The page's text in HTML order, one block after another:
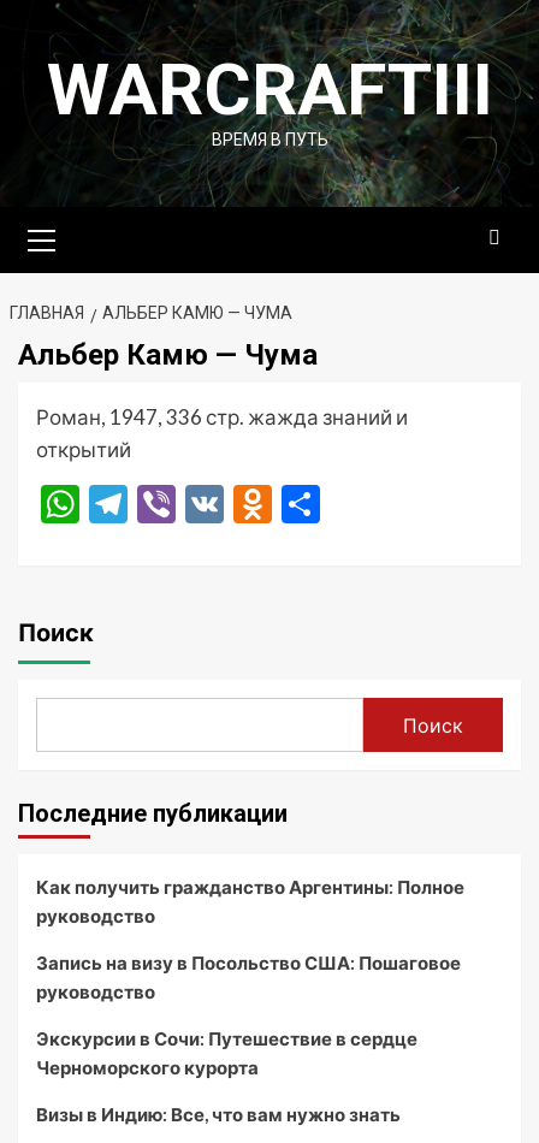
Перейти
содержимому
WARCRAFTIII
ВРЕМЯ В ПУТЬ
меню
ГЛАВНАЯ АЛЬБЕР КАМЮ — ЧУМА
Альбер Камю — Чума
Роман, 1947, 336 стр. жажда знаний и
открытий
WhatsApp
Telegram
Viber
VK Odnoklassniki
Поиск
Поиск
Последние публикации
Как получить гражданство Аргентины: Полное
руководство
Запись на визу в Посольство США: Пошаговое
руководство
Экскурсии в Сочи: Путешествие в сердце
Черноморского курорта
Визы в Индию: Все, что вам нужно знать